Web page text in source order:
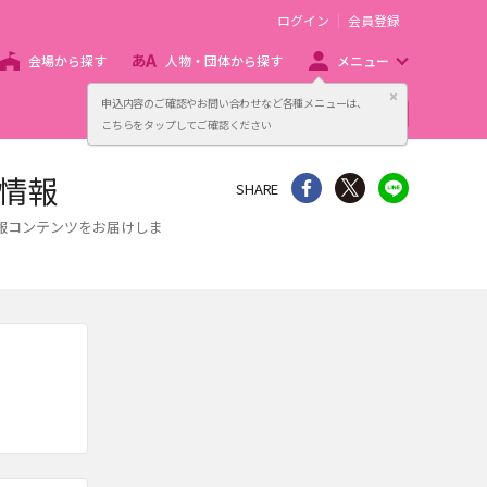
申込内容のご確認やお問い合わせなど各種メニューは、
こちらをタップしてご確認ください
閉じる
ログイン 会員登録
会場から探す 人物・団体から探す メニュー
主催者向け販売サービス
報
ンテンツをお届けしま
SHARE シェア Twitter